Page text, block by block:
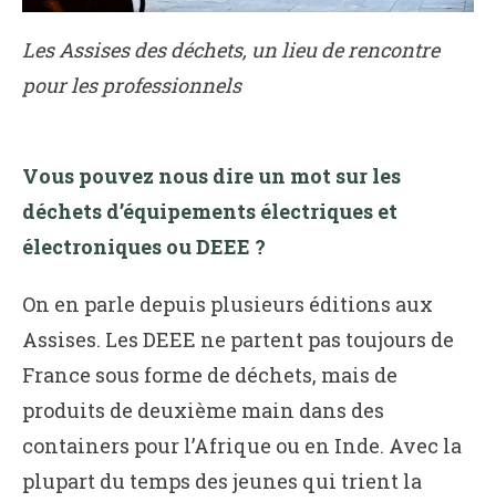
Les Assises des déchets, un lieu de rencontre
pour les professionnels
Vous pouvez nous dire un mot sur les
déchets d’équipements électriques et
électroniques ou DEEE ?
On en parle depuis plusieurs éditions aux
Assises. Les DEEE ne partent pas toujours de
France sous forme de déchets, mais de
produits de deuxième main dans des
containers pour l’Afrique ou en Inde. Avec la
plupart du temps des jeunes qui trient la